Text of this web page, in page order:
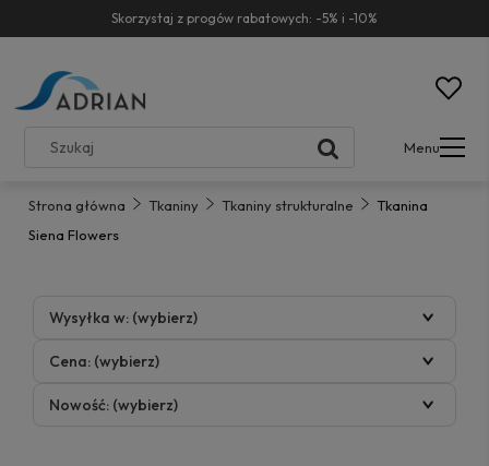
Skorzystaj z progów rabatowych: -5% i -10%
Menu
Strona główna Tkaniny Tkaniny strukturalne
Tkanina
Siena Flowers
Wysyłka w: (wybierz)
Cena: (wybierz)
Nowość: (wybierz)